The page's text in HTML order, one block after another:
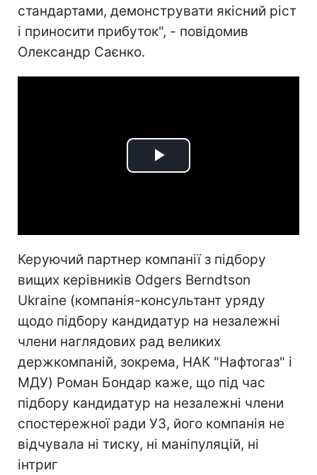
стандартами, демонструвати якісний ріст
і приносити прибуток", - повідомив
Олександр Саєнко.
Play
Керуючий партнер компанії з підбору
вищих керівників Odgers Berndtson
Ukraine (компанія-консультант уряду
щодо підбору кандидатур на незалежні
члени наглядових рад великих
держкомпаній, зокрема, НАК "Нафтогаз" і
МДУ) Роман Бондар каже, що під час
підбору кандидатур на незалежні члени
спостережної ради УЗ, його компанія не
відчувала ні тиску, ні маніпуляцій, ні
інтриг